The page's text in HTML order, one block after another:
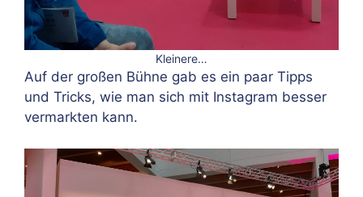
Kleinere…
Auf der großen Bühne gab es ein paar Tipps
und Tricks, wie man sich mit Instagram besser
vermarkten kann.